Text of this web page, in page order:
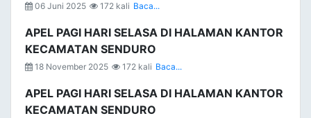
06 Juni 2025 172 kali Baca...
APEL PAGI HARI SELASA DI HALAMAN KANTOR
KECAMATAN SENDURO
18 November 2025 172 kali Baca...
APEL PAGI HARI SELASA DI HALAMAN KANTOR
KECAMATAN SENDURO